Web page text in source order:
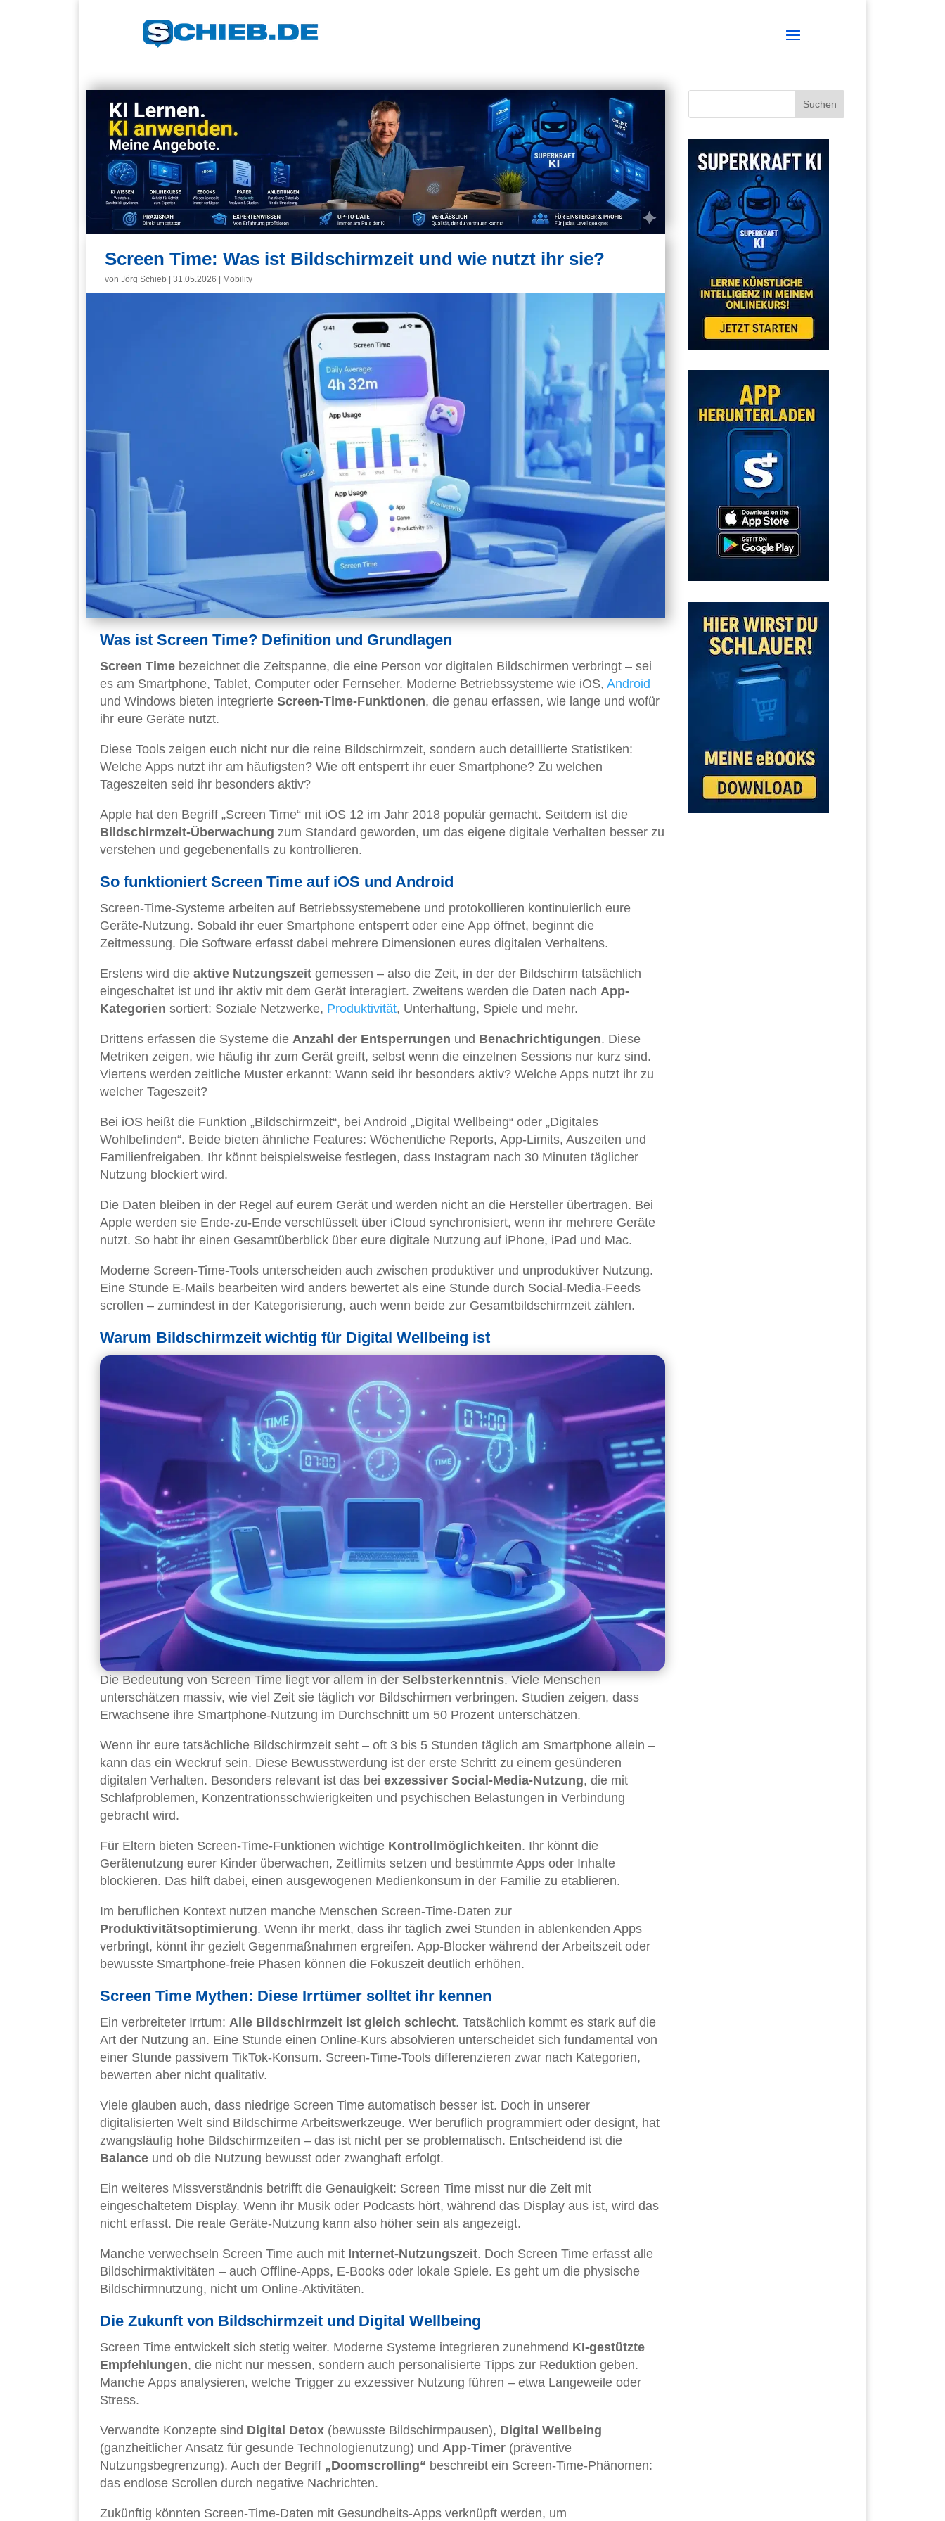
Screen Time: Was ist Bildschirmzeit und wie nutzt ihr sie?
von Jörg Schieb 31.05.2026 Mobility
Was ist Screen Time? Definition und Grundlagen
Screen Time bezeichnet die Zeitspanne, die eine Person vor digitalen Bildschirmen verbringt – sei
es am Smartphone, Tablet, Computer oder Fernseher. Moderne Betriebssysteme wie iOS, Android
und Windows bieten integrierte Screen-Time-Funktionen, die genau erfassen, wie lange und wofür
ihr eure Geräte nutzt.
Diese Tools zeigen euch nicht nur die reine Bildschirmzeit, sondern auch detaillierte Statistiken:
Welche Apps nutzt ihr am häufigsten? Wie oft entsperrt ihr euer Smartphone? Zu welchen
Tageszeiten seid ihr besonders aktiv?
Apple hat den Begriff „Screen Time“ mit iOS 12 im Jahr 2018 populär gemacht. Seitdem ist die
Bildschirmzeit-Überwachung zum Standard geworden, um das eigene digitale Verhalten besser zu
verstehen und gegebenenfalls zu kontrollieren.
So funktioniert Screen Time auf iOS und Android
Screen-Time-Systeme arbeiten auf Betriebssystemebene und protokollieren kontinuierlich eure
Geräte-Nutzung. Sobald ihr euer Smartphone entsperrt oder eine App öffnet, beginnt die
Zeitmessung. Die Software erfasst dabei mehrere Dimensionen eures digitalen Verhaltens.
Erstens wird die aktive Nutzungszeit gemessen – also die Zeit, in der der Bildschirm tatsächlich
eingeschaltet ist und ihr aktiv mit dem Gerät interagiert. Zweitens werden die Daten nach App-
Kategorien sortiert: Soziale Netzwerke, Produktivität, Unterhaltung, Spiele und mehr.
Drittens erfassen die Systeme die Anzahl der Entsperrungen und Benachrichtigungen. Diese
Metriken zeigen, wie häufig ihr zum Gerät greift, selbst wenn die einzelnen Sessions nur kurz sind.
Viertens werden zeitliche Muster erkannt: Wann seid ihr besonders aktiv? Welche Apps nutzt ihr zu
welcher Tageszeit?
Bei iOS heißt die Funktion „Bildschirmzeit“, bei Android „Digital Wellbeing“ oder „Digitales
Wohlbefinden“. Beide bieten ähnliche Features: Wöchentliche Reports, App-Limits, Auszeiten und
Familienfreigaben. Ihr könnt beispielsweise festlegen, dass Instagram nach 30 Minuten täglicher
Nutzung blockiert wird.
Die Daten bleiben in der Regel auf eurem Gerät und werden nicht an die Hersteller übertragen. Bei
Apple werden sie Ende-zu-Ende verschlüsselt über iCloud synchronisiert, wenn ihr mehrere Geräte
nutzt. So habt ihr einen Gesamtüberblick über eure digitale Nutzung auf iPhone, iPad und Mac.
Moderne Screen-Time-Tools unterscheiden auch zwischen produktiver und unproduktiver Nutzung.
Eine Stunde E-Mails bearbeiten wird anders bewertet als eine Stunde durch Social-Media-Feeds
scrollen – zumindest in der Kategorisierung, auch wenn beide zur Gesamtbildschirmzeit zählen.
Warum Bildschirmzeit wichtig für Digital Wellbeing ist
Die Bedeutung von Screen Time liegt vor allem in derSelbsterkenntnis. Viele Menschen
unterschätzen massiv, wie viel Zeit sie täglich vor Bildschirmen verbringen. Studien zeigen, dass
Erwachsene ihre Smartphone-Nutzung im Durchschnitt um 50 Prozent unterschätzen.
Wenn ihr eure tatsächliche Bildschirmzeit seht – oft 3 bis 5 Stunden täglich am Smartphone allein –
kann das ein Weckruf sein. Diese Bewusstwerdung ist der erste Schritt zu einem gesünderen
digitalen Verhalten. Besonders relevant ist das bei exzessiver Social-Media-Nutzung, die mit
Schlafproblemen, Konzentrationsschwierigkeiten und psychischen Belastungen in Verbindung
gebracht wird.
Für Eltern bieten Screen-Time-Funktionen wichtige Kontrollmöglichkeiten. Ihr könnt die
Gerätenutzung eurer Kinder überwachen, Zeitlimits setzen und bestimmte Apps oder Inhalte
blockieren. Das hilft dabei, einen ausgewogenen Medienkonsum in der Familie zu etablieren.
Im beruflichen Kontext nutzen manche Menschen Screen-Time-Daten zur
Produktivitätsoptimierung. Wenn ihr merkt, dass ihr täglich zwei Stunden in ablenkenden Apps
verbringt, könnt ihr gezielt Gegenmaßnahmen ergreifen. App-Blocker während der Arbeitszeit oder
bewusste Smartphone-freie Phasen können die Fokuszeit deutlich erhöhen.
Screen Time Mythen: Diese Irrtümer solltet ihr kennen
Ein verbreiteter Irrtum: Alle Bildschirmzeit ist gleich schlecht. Tatsächlich kommt es stark auf die
Art der Nutzung an. Eine Stunde einen Online-Kurs absolvieren unterscheidet sich fundamental von
einer Stunde passivem TikTok-Konsum. Screen-Time-Tools differenzieren zwar nach Kategorien,
bewerten aber nicht qualitativ.
Viele glauben auch, dass niedrige Screen Time automatisch besser ist. Doch in unserer
digitalisierten Welt sind Bildschirme Arbeitswerkzeuge. Wer beruflich programmiert oder designt, hat
zwangsläufig hohe Bildschirmzeiten – das ist nicht per se problematisch. Entscheidend ist die
Balance und ob die Nutzung bewusst oder zwanghaft erfolgt.
Ein weiteres Missverständnis betrifft die Genauigkeit: Screen Time misst nur die Zeit mit
eingeschaltetem Display. Wenn ihr Musik oder Podcasts hört, während das Display aus ist, wird das
nicht erfasst. Die reale Geräte-Nutzung kann also höher sein als angezeigt.
Manche verwechseln Screen Time auch mit Internet-Nutzungszeit. Doch Screen Time erfasst alle
Bildschirmaktivitäten – auch Offline-Apps, E-Books oder lokale Spiele. Es geht um die physische
Bildschirmnutzung, nicht um Online-Aktivitäten.
Die Zukunft von Bildschirmzeit und Digital Wellbeing
Screen Time entwickelt sich stetig weiter. Moderne Systeme integrieren zunehmend KI-gestützte
Empfehlungen, die nicht nur messen, sondern auch personalisierte Tipps zur Reduktion geben.
Manche Apps analysieren, welche Trigger zu exzessiver Nutzung führen – etwa Langeweile oder
Stress.
Verwandte Konzepte sind Digital Detox (bewusste Bildschirmpausen), Digital Wellbeing
(ganzheitlicher Ansatz für gesunde Technologienutzung) und App-Timer (präventive
Nutzungsbegrenzung). Auch der Begriff „Doomscrolling“ beschreibt ein Screen-Time-Phänomen:
das endlose Scrollen durch negative Nachrichten.
Zukünftig könnten Screen-Time-Daten mit Gesundheits-Apps verknüpft werden, um